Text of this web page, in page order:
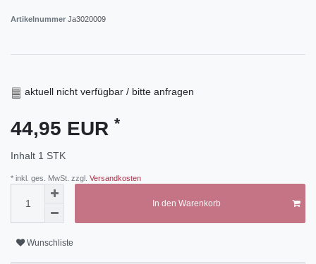
Artikelnummer Ja3020009
aktuell nicht verfügbar / bitte anfragen
44,95 EUR *
Inhalt 1 STK
* inkl. ges. MwSt. zzgl. Versandkosten
In den Warenkorb
Wunschliste